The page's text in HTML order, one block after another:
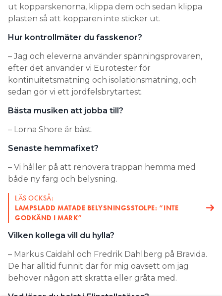
ut kopparskenorna, klippa dem och sedan klippa
plasten så att kopparen inte sticker ut.
Hur kontrollmäter du fasskenor?
– Jag och eleverna använder spänningsprovaren,
efter det använder vi Eurotester för
kontinuitetsmätning och isolationsmätning, och
sedan gör vi ett jordfelsbrytartest.
Bästa musiken att jobba till?
– Lorna Shore är bäst.
Senaste hemmafixet?
– Vi håller på att renovera trappan hemma med
både ny färg och belysning.
LÄS OCKSÅ:
LAMPSLADD MATADE BELYSNINGSSTOLPE: ”INTE
GODKÄND I MARK”
Vilken kollega vill du hylla?
– Markus Caidahl och Fredrik Dahlberg på Bravida.
De har alltid funnit där för mig oavsett om jag
behöver någon att skratta eller gråta med.